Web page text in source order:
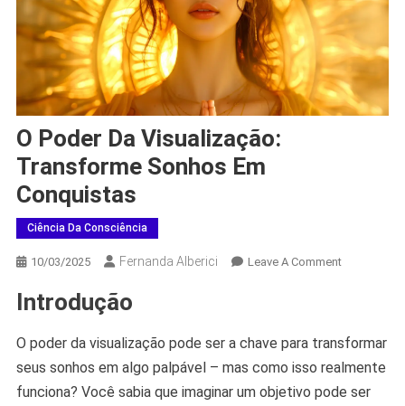
O Poder Da Visualização:
Transforme Sonhos Em
Conquistas
Ciência Da Consciência
10/03/2025 Fernanda Alberici Leave A CommentOn
Transforme
Introdução
O poder da visualização pode ser a chave para transformar
seus sonhos em algo palpável – mas como isso realmente
funciona? Você sabia que imaginar um objetivo pode ser